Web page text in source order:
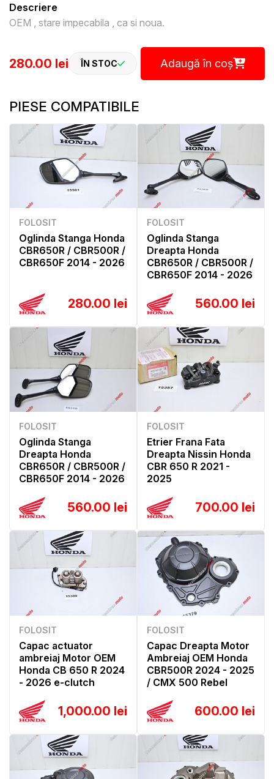
Descriere
OEM , stare impecabila , ca si noua.
280.00 lei ÎN STOC Adaugă în coș
PIESE COMPATIBILE
FOLOSIT
Oglinda Stanga Honda
CBR650R / CBR500R /
CBR650F 2014 - 2026
280.00 lei
FOLOSIT
Oglinda Stanga
Dreapta Honda
CBR650R / CBR500R /
CBR650F 2014 - 2026
560.00 lei
FOLOSIT
Oglinda Stanga
Dreapta Honda
CBR650R / CBR500R /
CBR650F 2014 - 2026
560.00 lei
FOLOSIT
Etrier Frana Fata
Dreapta Nissin Honda
CBR 650 R 2021 -
2025
700.00 lei
FOLOSIT
Capac actuator
ambreiaj Motor OEM
Honda CB 650 R 2024
- 2026 e-clutch
1,000.00 lei
FOLOSIT
Capac Dreapta Motor
Ambreiaj OEM Honda
CBR500R 2024 - 2025
/ CMX 500 Rebel
600.00 lei